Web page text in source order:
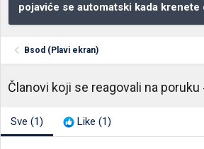
pojaviće se automatski kada krenete
Bsod (Plavi ekran)
Članovi koji se reagovali na poruku
Sve (1) Like (1)